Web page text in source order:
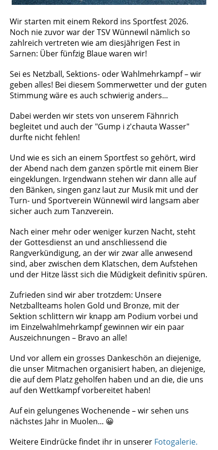
Wir starten mit einem Rekord ins Sportfest 2026.
Noch nie zuvor war der TSV Wünnewil nämlich so
zahlreich vertreten wie am diesjährigen Fest in
Sarnen: Über fünfzig Blaue waren wir!
Sei es Netzball, Sektions- oder Wahlmehrkampf – wir
geben alles! Bei diesem Sommerwetter und der guten
Stimmung wäre es auch schwierig anders...
Dabei werden wir stets von unserem Fähnrich
begleitet und auch der "Gump i z'chauta Wasser"
durfte nicht fehlen!
Und wie es sich an einem Sportfest so gehört, wird
der Abend nach dem ganzen spörtle mit einem Bier
eingeklungen. Irgendwann stehen wir dann alle auf
den Bänken, singen ganz laut zur Musik mit und der
Turn- und Sportverein Wünnewil wird langsam aber
sicher auch zum Tanzverein.
Nach einer mehr oder weniger kurzen Nacht, steht
der Gottesdienst an und anschliessend die
Rangverkündigung, an der wir zwar alle anwesend
sind, aber zwischen dem Klatschen, dem Aufstehen
und der Hitze lässt sich die Müdigkeit definitiv spüren.
Zufrieden sind wir aber trotzdem: Unsere
Netzballteams holen Gold und Bronze, mit der
Sektion schlittern wir knapp am Podium vorbei und
im Einzelwahlmehrkampf gewinnen wir ein paar
Auszeichnungen – Bravo an alle!
Und vor allem ein grosses Dankeschön an diejenige,
die unser Mitmachen organisiert haben, an diejenige,
die auf dem Platz geholfen haben und an die, die uns
auf den Wettkampf vorbereitet haben!
Auf ein gelungenes Wochenende – wir sehen uns
nächstes Jahr in Muolen... 😀
Weitere Eindrücke findet ihr in unserer Fotogalerie.